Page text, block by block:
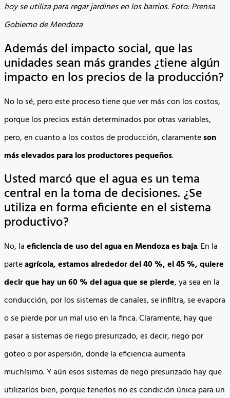
hoy se utiliza para regar jardines en los barrios. Foto: Prensa
Gobierno de Mendoza
Además del impacto social, que las
unidades sean más grandes ¿tiene algún
impacto en los precios de la producción?
No lo sé, pero este proceso tiene que ver más con los costos,
porque los precios están determinados por otras variables,
pero, en cuanto a los costos de producción, claramenteson
más elevados para los productores pequeños.
Usted marcó que el agua es un tema
central en la toma de decisiones. ¿Se
utiliza en forma eficiente en el sistema
productivo?
No, laeficiencia de uso del agua en Mendoza es baja. En la
parteagrícola, estamos alrededor del 40 %, el 45 %, quiere
decir que hay un 60 % del agua que se pierde, ya sea en la
conducción, por los sistemas de canales, se infiltra, se evapora
o se pierde por un mal uso en la finca. Claramente, hay que
pasar a sistemas de riego presurizado, es decir, riego por
goteo o por aspersión, donde la eficiencia aumenta
muchísimo. Y aún esos sistemas de riego presurizado hay que
utilizarlos bien, porque tenerlos no es condición única para un